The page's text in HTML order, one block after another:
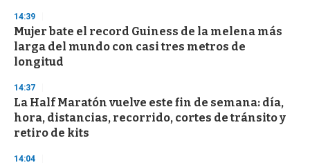
s
e
c
o
n
14:39
Mujer bate el record Guiness de la melena más
larga del mundo con casi tres metros de
longitud
14:37
La Half Maratón vuelve este fin de semana: día,
hora, distancias, recorrido, cortes de tránsito y
retiro de kits
14:04